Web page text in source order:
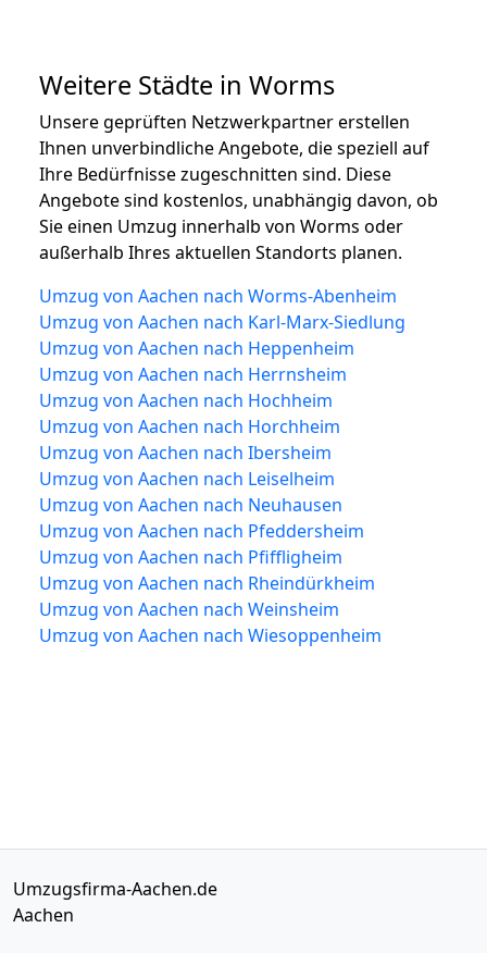
Weitere Städte in Worms
Unsere geprüften Netzwerkpartner erstellen
Ihnen unverbindliche Angebote, die speziell auf
Ihre Bedürfnisse zugeschnitten sind. Diese
Angebote sind kostenlos, unabhängig davon, ob
Sie einen Umzug innerhalb von Worms oder
außerhalb Ihres aktuellen Standorts planen.
Umzug von Aachen nach Worms-Abenheim
Umzug von Aachen nach Karl-Marx-Siedlung
Umzug von Aachen nach Heppenheim
Umzug von Aachen nach Herrnsheim
Umzug von Aachen nach Hochheim
Umzug von Aachen nach Horchheim
Umzug von Aachen nach Ibersheim
Umzug von Aachen nach Leiselheim
Umzug von Aachen nach Neuhausen
Umzug von Aachen nach Pfeddersheim
Umzug von Aachen nach Pfiffligheim
Umzug von Aachen nach Rheindürkheim
Umzug von Aachen nach Weinsheim
Umzug von Aachen nach Wiesoppenheim
Umzugsfirma-Aachen.de
Aachen